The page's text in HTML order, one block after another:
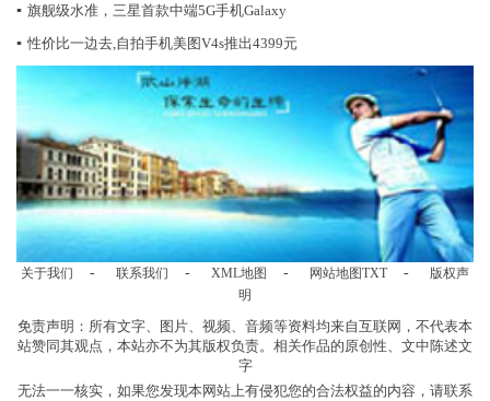
▪ 旗舰级水准，三星首款中端5G手机Galaxy
▪ 性价比一边去,自拍手机美图V4s推出4399元
关于我们 - 联系我们 - XML地图 - 网站地图TXT -
版权声
明
免责声明：所有文字、图片、视频、音频等资料均来自互联网，不代表本
站赞同其观点，本站亦不为其版权负责。相关作品的原创性、文中陈述文
字
无法一一核实，如果您发现本网站上有侵犯您的合法权益的内容，请联系